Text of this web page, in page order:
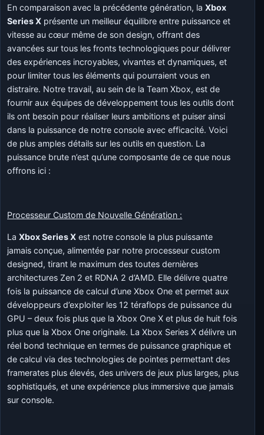
En comparaison avec la précédente génération, laXbox
Series X présente un meilleur équilibre entre puissance et
vitesse au cœur même de son design, offrant des
avancées sur tous les fronts technologiques pour délivrer
des expériences incroyables, vivantes et dynamiques, et
pour limiter tous les éléments qui pourraient vous en
distraire. Notre travail, au sein de la Team Xbox, est de
fournir aux équipes de développement tous les outils dont
ils ont besoin pour réaliser leurs ambitions et puiser ainsi
dans la puissance de notre console avec efficacité. Voici
de plus amples détails sur les outils en question. La
puissance brute n’est qu’une composante de ce que nous
offrons ici :
Processeur Custom de Nouvelle Génération :
LaXbox Series X est notre console la plus puissante
jamais conçue, alimentée par notre processeur custom
designed, tirant le maximum des toutes dernières
architectures Zen 2 et RDNA 2 d’AMD. Elle délivre quatre
fois la puissance de calcul d’une Xbox One et permet aux
développeurs d’exploiter les 12 téraflops de puissance du
GPU – deux fois plus que la Xbox One X et plus de huit fois
plus que la Xbox One originale. La Xbox Series X délivre un
réel bond technique en termes de puissance graphique et
de calcul via des technologies de pointes permettant des
framerates plus élevés, des univers de jeux plus larges, plus
sophistiqués, et une expérience plus immersive que jamais
sur console.